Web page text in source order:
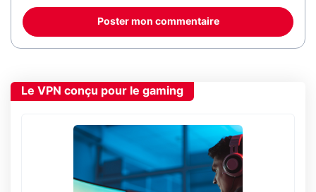
Poster mon commentaire
Le VPN conçu pour le gaming